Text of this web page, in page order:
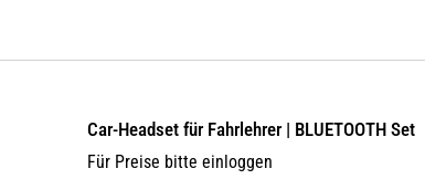
Car-Headset für Fahrlehrer | BLUETOOTH Set
Für Preise bitte einloggen